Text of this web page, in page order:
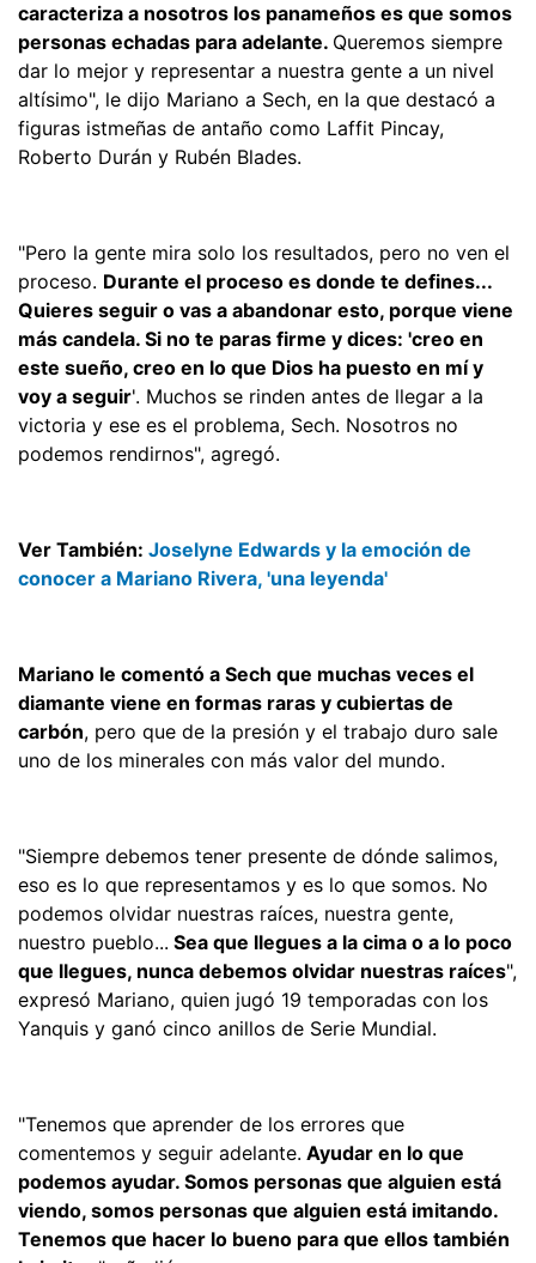
caracteriza a nosotros los panameños es que somos
personas echadas para adelante. Queremos siempre
dar lo mejor y representar a nuestra gente a un nivel
altísimo", le dijo Mariano a Sech, en la que destacó a
figuras istmeñas de antaño como Laffit Pincay,
Roberto Durán y Rubén Blades.
"Pero la gente mira solo los resultados, pero no ven el
proceso. Durante el proceso es donde te defines...
Quieres seguir o vas a abandonar esto, porque viene
más candela. Si no te paras firme y dices: 'creo en
este sueño, creo en lo que Dios ha puesto en mí y
voy a seguir'. Muchos se rinden antes de llegar a la
victoria y ese es el problema, Sech. Nosotros no
podemos rendirnos", agregó.
Ver También: Joselyne Edwards y la emoción de
conocer a Mariano Rivera, 'una leyenda'
Mariano le comentó a Sech que muchas veces el
diamante viene en formas raras y cubiertas de
carbón, pero que de la presión y el trabajo duro sale
uno de los minerales con más valor del mundo.
"Siempre debemos tener presente de dónde salimos,
eso es lo que representamos y es lo que somos. No
podemos olvidar nuestras raíces, nuestra gente,
nuestro pueblo... Sea que llegues a la cima o a lo poco
que llegues, nunca debemos olvidar nuestras raíces",
expresó Mariano, quien jugó 19 temporadas con los
Yanquis y ganó cinco anillos de Serie Mundial.
"Tenemos que aprender de los errores que
comentemos y seguir adelante. Ayudar en lo que
podemos ayudar. Somos personas que alguien está
viendo, somos personas que alguien está imitando.
Tenemos que hacer lo bueno para que ellos también